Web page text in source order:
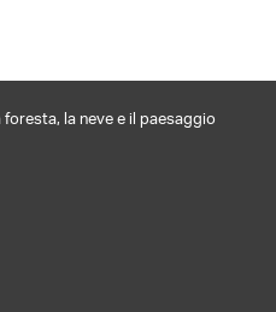
la neve e il paesaggio